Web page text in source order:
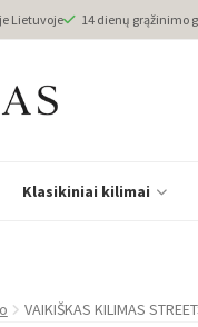
Lietuvoje 14 dienų grąžinimo
Klasikiniai kilimai
VAIKIŠKAS KILIMAS